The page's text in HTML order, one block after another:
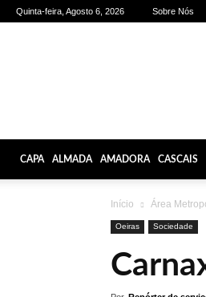
Quinta-feira, Agosto 6, 2026 Sobre Nós
CAPA ALMADA AMADORA CASCAIS
Início Área
Oeiras Sociedade